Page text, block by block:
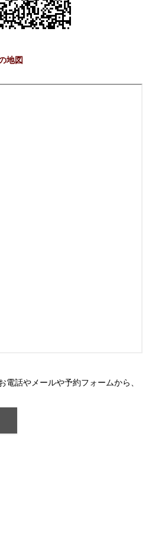
地図
電話やメールや予約フォームから、